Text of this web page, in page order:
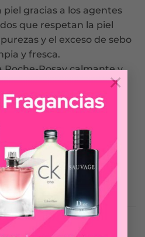
×
gracias a los agentes
que respetan la piel
y el exceso de sebo
y fresca.
Roche-Posay calmante y